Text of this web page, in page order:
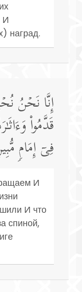
И
наград.
إِنَّا نَحۡنُ
قَدَّمُوا۟
فِیۤ إِمَامࣲ
И
И что
спиной,